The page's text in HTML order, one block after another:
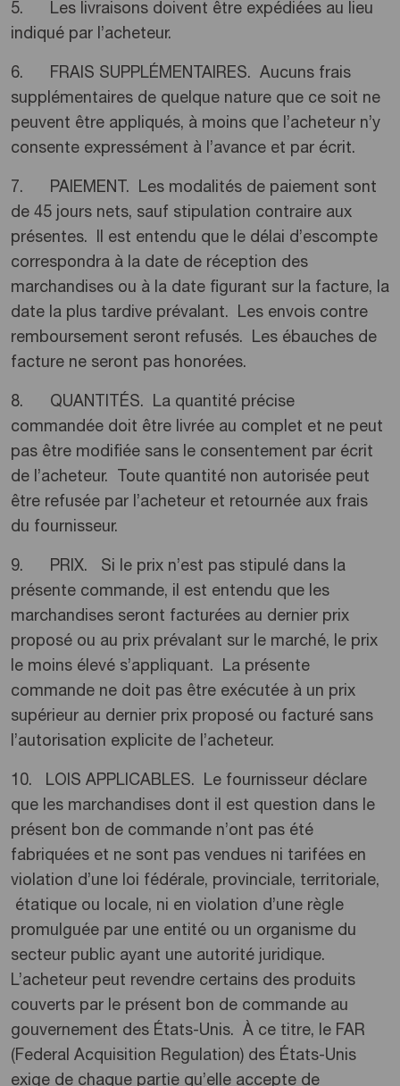
5. Les livraisons doivent être expédiées au lieu
indiqué par l’acheteur.
6. FRAIS SUPPLÉMENTAIRES. Aucuns frais
supplémentaires de quelque nature que ce soit ne
peuvent être appliqués, à moins que l’acheteur n’y
consente expressément à l’avance et par écrit.
7. PAIEMENT. Les modalités de paiement sont
de 45 jours nets, sauf stipulation contraire aux
présentes. Il est entendu que le délai d’escompte
correspondra à la date de réception des
marchandises ou à la date figurant sur la facture, la
date la plus tardive prévalant. Les envois contre
remboursement seront refusés. Les ébauches de
facture ne seront pas honorées.
8. QUANTITÉS. La quantité précise
commandée doit être livrée au complet et ne peut
pas être modifiée sans le consentement par écrit
de l’acheteur. Toute quantité non autorisée peut
être refusée par l’acheteur et retournée aux frais
du fournisseur.
9. PRIX. Si le prix n’est pas stipulé dans la
présente commande, il est entendu que les
marchandises seront facturées au dernier prix
proposé ou au prix prévalant sur le marché, le prix
le moins élevé s’appliquant. La présente
commande ne doit pas être exécutée à un prix
supérieur au dernier prix proposé ou facturé sans
l’autorisation explicite de l’acheteur.
10. LOIS APPLICABLES. Le fournisseur déclare
que les marchandises dont il est question dans le
présent bon de commande n’ont pas été
fabriquées et ne sont pas vendues ni tarifées en
violation d’une loi fédérale, provinciale, territoriale,
étatique ou locale, ni en violation d’une règle
promulguée par une entité ou un organisme du
secteur public ayant une autorité juridique.
L’acheteur peut revendre certains des produits
couverts par le présent bon de commande au
gouvernement des États-Unis. À ce titre, le FAR
(Federal Acquisition Regulation) des États-Unis
exige de chaque partie qu’elle accepte de